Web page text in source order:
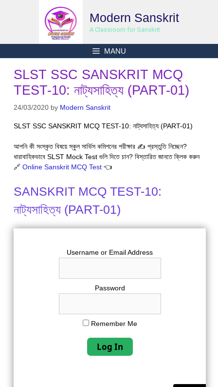
Modern Sanskrit
A Classroom for Sanskrit
MANU
SLST SSC SANSKRIT MCQ
TEST-10: নাট্যসাহিত্য (PART-01)
24/03/2020 by Modern Sanskrit
SLST SSC SANSKRIT MCQ TEST-10: নাট্যসাহিত্য (PART-01)
আপনি কী সংস্কৃত বিষয়ে স্কুল সার্ভিস কমিশনের পরীক্ষার ✍ প্রস্তুতি নিচ্ছেন?
ধারাবাহিকভাবে SLST Mock Test গুলি দিতে চান? বিস্তারিত জানতে ক্লিক করুন
🔗 Online Sanskrit MCQ Test 👈
SANSKRIT MCQ TEST-10:
নাট্যসাহিত্য (PART-01)
Username or Email Address
Password
Remember Me